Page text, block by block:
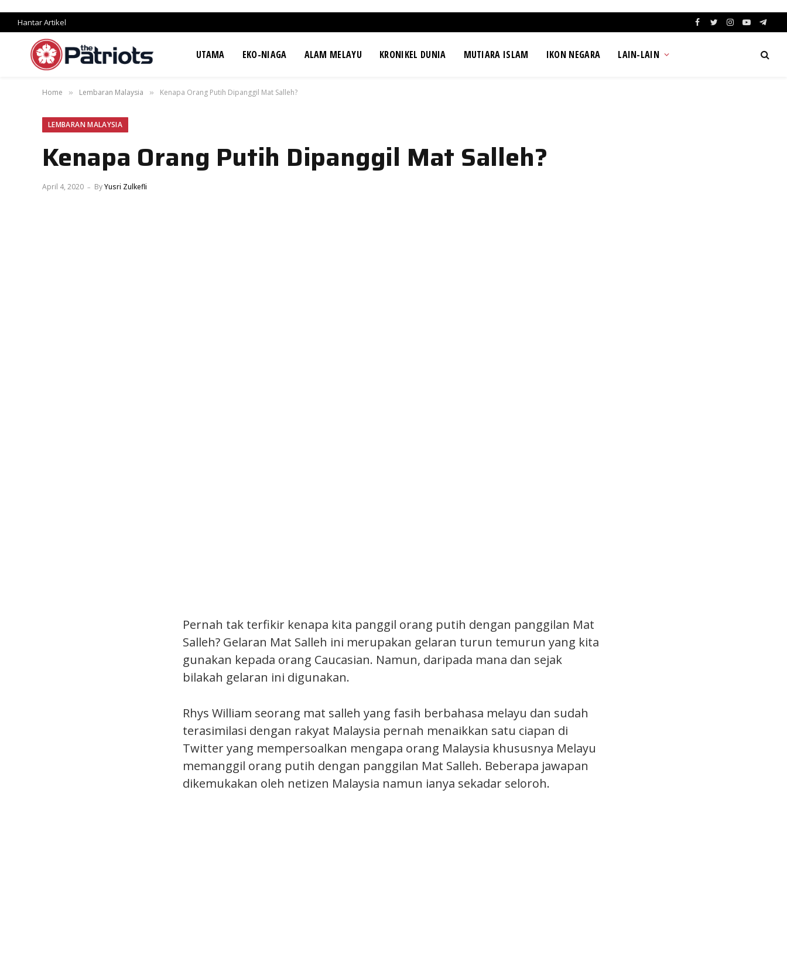
Hantar Artikel Facebook
TwitterInstagram
YouTube
UTAMA EKO-NIAGA ALAM MELAYU KRONIKEL DUNIA MUTIARA ISLAM IKON NEGARA LAIN-LAIN
Home » Lembaran Malaysia » Kenapa Orang Putih Dipanggil Mat Salleh?
LEMBARAN MALAYSIA
Kenapa Orang Putih Dipanggil Mat Salleh?
April 4, 2020 ByYusri Zulkefli
Pernah tak terfikir kenapa kita panggil orang putih dengan panggilan Mat
Salleh? Gelaran Mat Salleh ini merupakan gelaran turun temurun yang kita
gunakan kepada orang Caucasian. Namun, daripada mana dan sejak
bilakah gelaran ini digunakan.
Rhys William seorang mat salleh yang fasih berbahasa melayu dan sudah
terasimilasi dengan rakyat Malaysia pernah menaikkan satu ciapan di
Twitter yang mempersoalkan mengapa orang Malaysia khususnya Melayu
memanggil orang putih dengan panggilan Mat Salleh. Beberapa jawapan
dikemukakan oleh netizen Malaysia namun ianya sekadar seloroh.